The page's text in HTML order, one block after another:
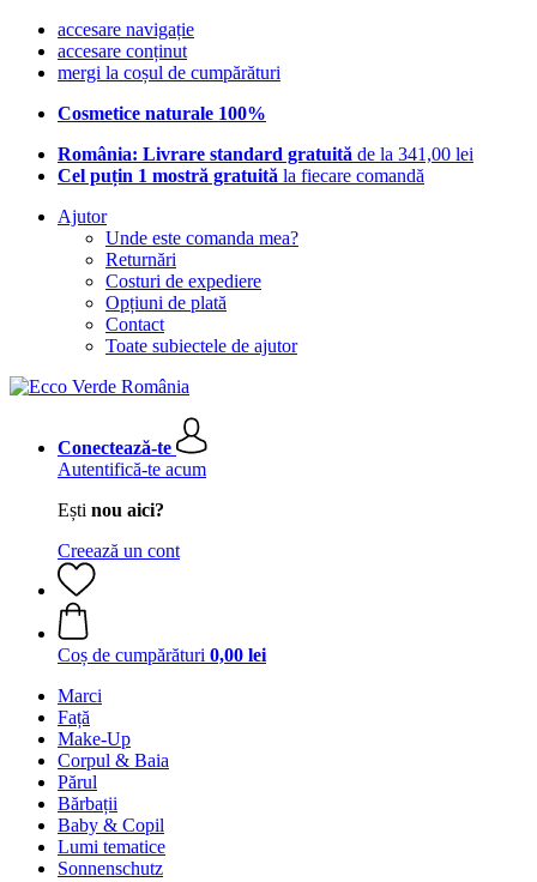
accesare navigație
accesare conținut
mergi la coșul de cumpărături
Cosmetice naturale 100%
România: Livrare standard gratuită de la 341,00 lei
Cel puțin 1 mostră gratuită la fiecare comandă
Ajutor
Unde este comanda mea?
Returnări
Costuri de expediere
Opțiuni de plată
Contact
Toate subiectele de ajutor
Conectează-te
Autentifică-te acum
Ești nou aici?
Creează un cont
Coș de cumpărături 0,00 lei
Marci
Față
Make-Up
Corpul & Baia
Părul
Bărbații
Baby & Copil
Lumi tematice
Sonnenschutz